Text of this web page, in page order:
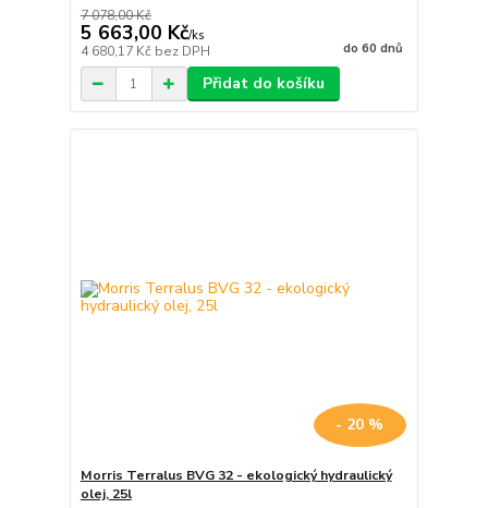
7 078,00 Kč
5 663,00 Kč/ks
4 680,17 Kč bez DPH do 60 dnů
Přidat do košíku
- 20 %
Morris Terralus BVG 32 - ekologický hydraulický
olej, 25l